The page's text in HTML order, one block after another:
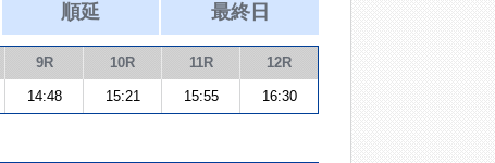
順延 最終日
9R 10R 11R 12R
14:48 15:21 15:55 16:30